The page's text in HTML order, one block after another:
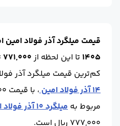
قیمت میلگرد آذر فولاد امین
1405 تا این لحظه از771,000
کم‌ترین قیمت میلگرد آذر
14 آذر فولاد امین
مربوط به میلگرد 10 آذر فولاد امین A3
777,000 ریال است.